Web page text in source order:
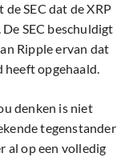
SEC dat de XRP
SEC beschuldigt
Ripple ervan dat
heeft opgehaald.
denken is niet
tegenstander
al op een volledig